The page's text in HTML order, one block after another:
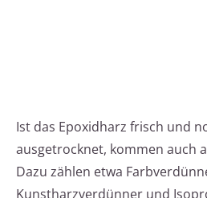
Ist das Epoxidharz frisch und
ausgetrocknet, kommen auch
Dazu zählen etwa
Kunstharzverdünner und